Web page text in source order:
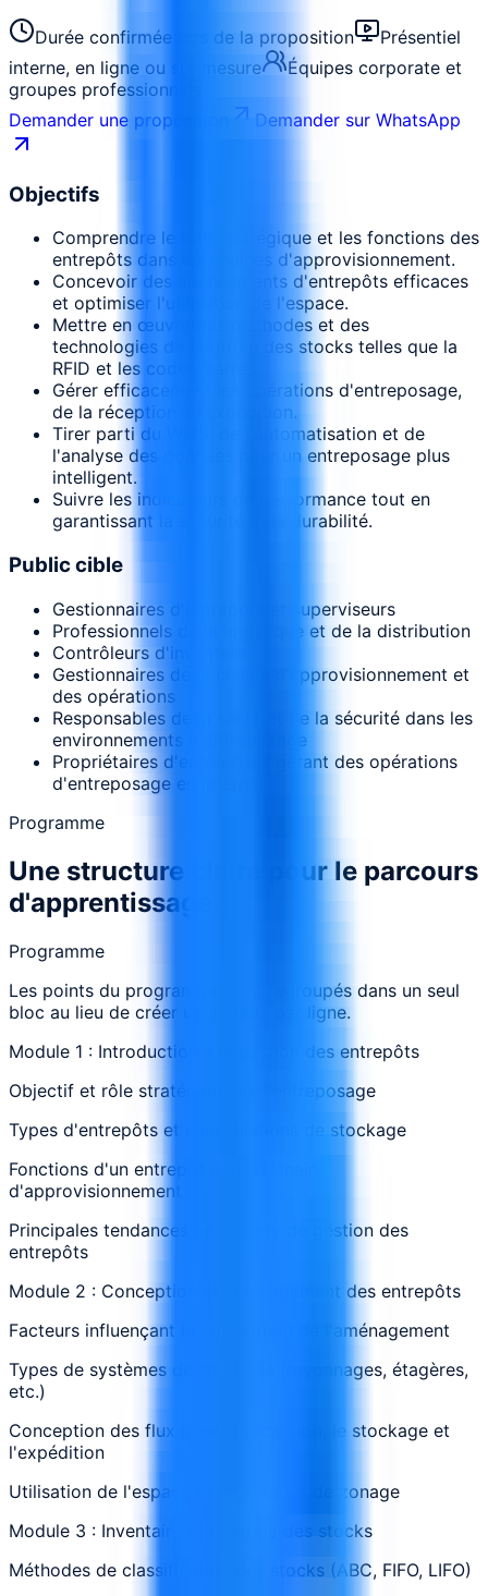
Durée confirmée lors de la proposition
Présentiel
interne, en ligne ou sur mesure
Équipes corporate et
groupes professionnels
Demander une proposition
Demander sur WhatsApp
Objectifs
Comprendre le rôle stratégique et les fonctions des
entrepôts dans les chaînes d'approvisionnement.
Concevoir des agencements d'entrepôts efficaces
et optimiser l'utilisation de l'espace.
Mettre en œuvre des méthodes et des
technologies de contrôle des stocks telles que la
RFID et les codes-barres.
Gérer efficacement les opérations d'entreposage,
de la réception à l'expédition.
Tirer parti du WMS, de l'automatisation et de
l'analyse des données pour un entreposage plus
intelligent.
Suivre les indicateurs de performance tout en
garantissant la sécurité et la durabilité.
Public cible
Gestionnaires d'entrepôts et superviseurs
Professionnels de la logistique et de la distribution
Contrôleurs d'inventaire
Gestionnaires de la chaîne d'approvisionnement et
des opérations
Responsables de la santé et de la sécurité dans les
environnements d'entreposage
Propriétaires d'entreprises gérant des opérations
d'entreposage en interne
Programme
Une structure claire pour le parcours
d'apprentissage.
Programme
Les points du programme sont regroupés dans un seul
bloc au lieu de créer un module par ligne.
Module 1 : Introduction à la gestion des entrepôts
Objectif et rôle stratégique de l'entreposage
Types d'entrepôts et d'installations de stockage
Fonctions d'un entrepôt dans la chaîne
d'approvisionnement
Principales tendances en matière de gestion des
entrepôts
Module 2 : Conception et aménagement des entrepôts
Facteurs influençant la conception de l'aménagement
Types de systèmes de stockage (rayonnages, étagères,
etc.)
Conception des flux pour la réception, le stockage et
l'expédition
Utilisation de l'espace et techniques de zonage
Module 3 : Inventaire et contrôle des stocks
Méthodes de classification des stocks (ABC, FIFO, LIFO)